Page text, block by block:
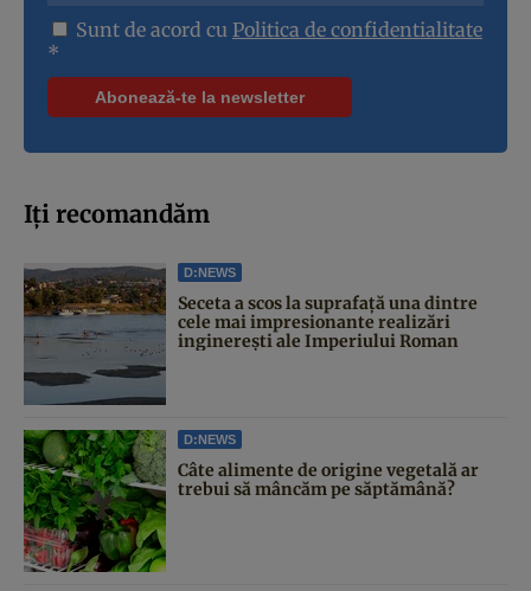
Sunt de acord cu Politica de confidentialitate
*
Iți recomandăm
D:NEWS
Seceta a scos la suprafață una dintre
cele mai impresionante realizări
inginerești ale Imperiului Roman
D:NEWS
Câte alimente de origine vegetală ar
trebui să mâncăm pe săptămână?